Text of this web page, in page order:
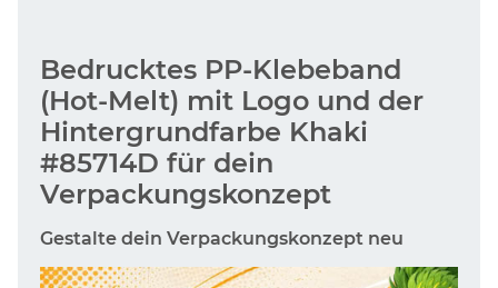
Bedrucktes PP-Klebeband
(Hot-Melt) mit Logo und der
Hintergrundfarbe Khaki
#85714D für dein
Verpackungskonzept
Gestalte dein Verpackungskonzept neu